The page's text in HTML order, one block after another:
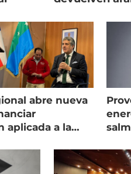
abre nueva
aplicada a la